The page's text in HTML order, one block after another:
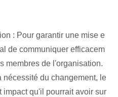
: Pour garantir une mise e
de communiquer efficacem
membres de l'organisation.
du changement, le
impact qu'il pourrait avoir sur